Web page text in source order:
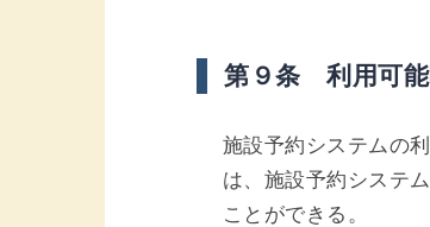
第９条 利用可能
施設予約システムの
は、施設予約システ
ことができる。